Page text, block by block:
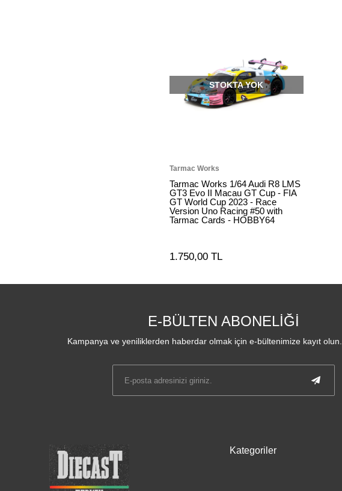
STOKTA YOK
Tarmac Works
Tarmac Works 1/64 Audi R8 LMS
GT3 Evo II Macau GT Cup - FIA
GT World Cup 2023 - Race
Version Uno Racing #50 with
Tarmac Cards - HOBBY64
1.750,00 TL
E-BÜLTEN ABONELİĞİ
Kampanya ve yeniliklerden haberdar olmak için e-bültenimize kayıt olun.
Kategoriler